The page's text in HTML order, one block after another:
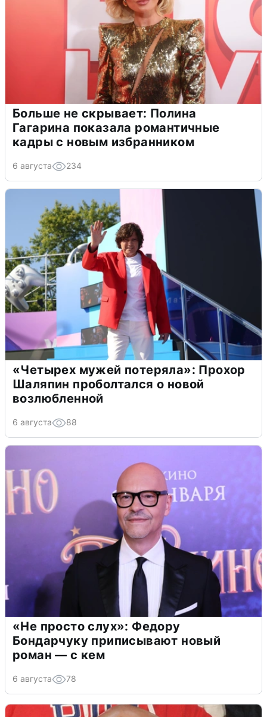
Больше не скрывает: Полина
Гагарина показала романтичные
кадры с новым избранником
6 августа 234
«Четырех мужей потеряла»: Прохор
Шаляпин проболтался о новой
возлюбленной
6 августа 88
«Не просто слух»: Федору
Бондарчуку приписывают новый
роман — с кем
6 августа 78